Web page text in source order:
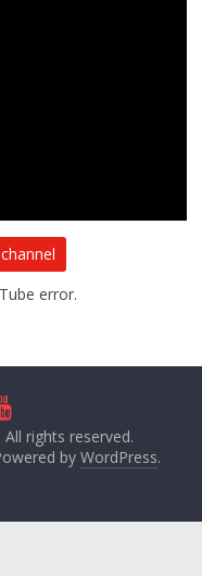
error.
. All rights reserved.
by WordPress.